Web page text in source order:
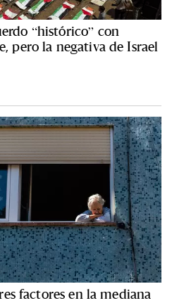
“histórico” con
pero la negativa de Israel
factores en la mediana